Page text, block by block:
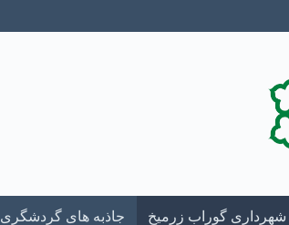
شهرداری گوراب زرمیخ جاذبه های گردشگری